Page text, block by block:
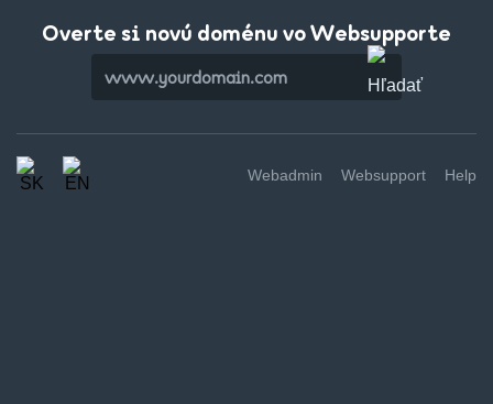
Overte si novú doménu vo Websupporte
Webadmin Websupport Help